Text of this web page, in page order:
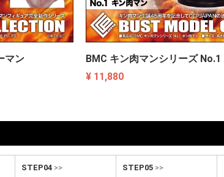
マン
BMC キン肉マンシリーズ
¥ 11,880
STEP04 >> STEP05 >>